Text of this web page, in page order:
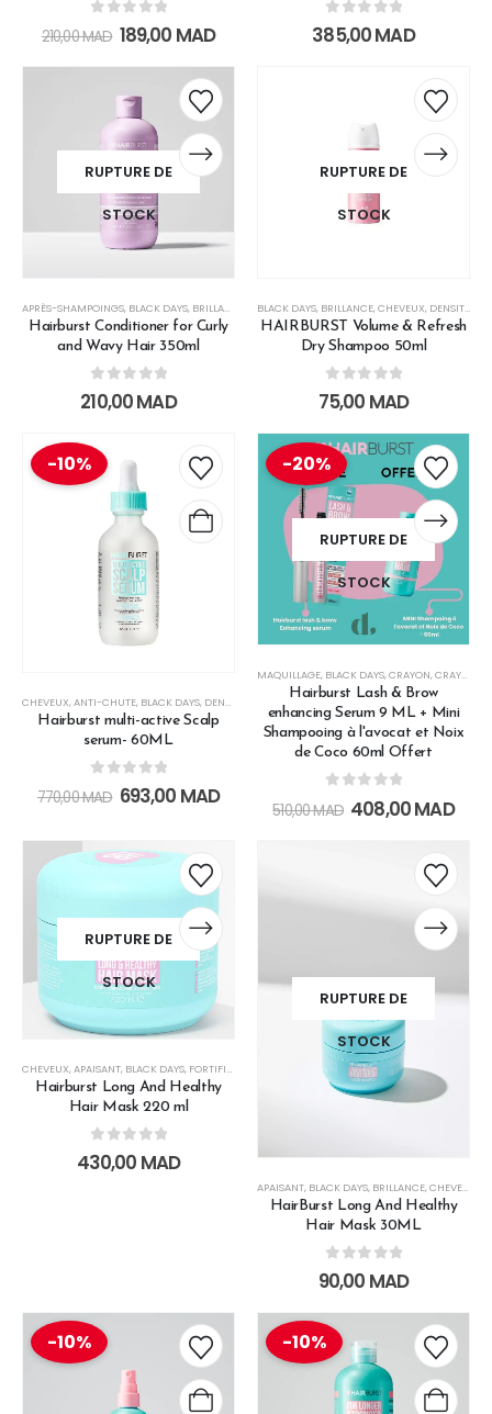
out of 5
210,00MAD 189,00 MAD 0 out of 5
385,00MAD
RUPTURE DE
STOCK
APRÈS-SHAMPOINGS, BLACK DAYS, BRILLANCE CHEVEUX,FORTIFIANT,HAIRBURST BLACK FRIDAY
Hairburst Conditioner for Curly
and Wavy Hair 350ml
0out of 5
210,00MAD
RUPTURE DE
STOCK
BLACK DAYS, BRILLANCE,CHEVEUX, DENSITÉ
HAIRBURST Volume & Refresh
Dry Shampoo 50ml
0out of 5
75,00 MAD
-10%
CHEVEUX,ANTI-CHUTE, BLACK DAYS, DENSITÉ FORTIFIANT
Hairburst multi-active Scalp
serum- 60ML
out of 5
770,00MAD 693,00 MAD
-20%
RUPTURE DE
STOCK
MAQUILLAGE, BLACK DAYS,CRAYON,CRAYON & EYELINER
Hairburst Lash & Brow
enhancing Serum 9 ML + Mini
Shampooing à l'avocat et Noix
de Coco 60ml Offert
out of 5
510,00MAD 408,00MAD
RUPTURE DE
STOCK
CHEVEUX,APAISANT, BLACK DAYS, FORTIFIANT HAIRBURST BLACK FRIDAY HYDRATATION
Hairburst Long And Healthy
Hair Mask 220 ml
0 out of 5
430,00 MAD
RUPTURE DE
STOCK
APAISANT, BLACK DAYS, BRILLANCE,CHEVEUX
HairBurst Long And Healthy
Hair Mask 30ML
0out of 5
90,00 MAD
-10% -10%